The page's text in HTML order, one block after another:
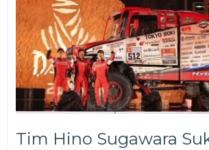
Tim Hino Sugawara